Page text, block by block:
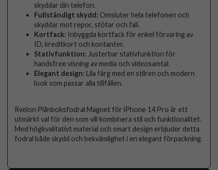
skyddar din telefon.
Fullständigt skydd: Omsluter hela telefonen och
skyddar mot repor, stötar och fall.
Kortfack: Inbyggda kortfack för enkel förvaring av
ID, kreditkort och kontanter.
Stativfunktion: Justerbar stativfunktion för
handsfree visning av media och videosamtal.
Elegant design: Lila färg med en stilren och modern
look som passar alla tillfällen.
Rvelon Plånboksfodral Magnet för iPhone 14 Pro är ett
utmärkt val för den som vill kombinera stil och funktionalitet.
Med högkvalitativt material och smart design erbjuder detta
fodral både skydd och bekvämlighet i en elegant förpackning.